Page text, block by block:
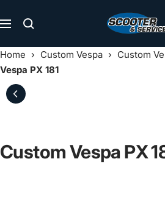
zum
Navigation
Scooter
Service
Home › Custom Vespa › Custom
Vespa PX 181
Custom Vespa PX